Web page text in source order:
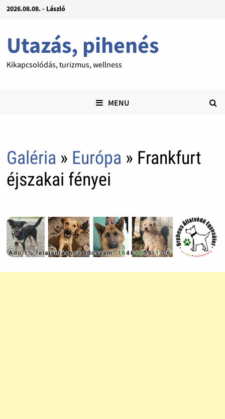
2026.08.08. - László
Utazás, pihenés
Kikapcsolódás, turizmus, wellness
MENU
Galéria » Európa » Frankfurt
éjszakai fényei